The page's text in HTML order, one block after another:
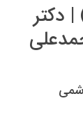
دکتر